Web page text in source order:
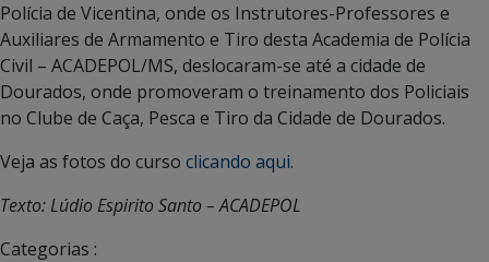
Polícia de Vicentina, onde os Instrutores-Professores e
Auxiliares de Armamento e Tiro desta Academia de Polícia
Civil – ACADEPOL/MS, deslocaram-se até a cidade de
Dourados, onde promoveram o treinamento dos Policiais
no Clube de Caça, Pesca e Tiro da Cidade de Dourados.
Veja as fotos do curso clicando aqui.
Texto: Lúdio Espirito Santo – ACADEPOL
Categorias :